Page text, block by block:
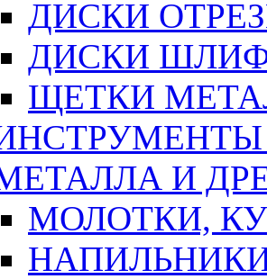
ДИСКИ
ДИСКИ
ЩЕТКИ
И
МОЛОТКИ,